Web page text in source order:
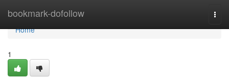
bookmark-dofollow
Home
Home
1